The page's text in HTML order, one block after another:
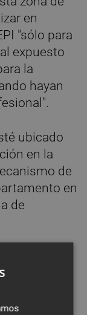
en
"sólo para
expuesto
la
hayan
ubicado
en la
de
en
de
a la
"número
de